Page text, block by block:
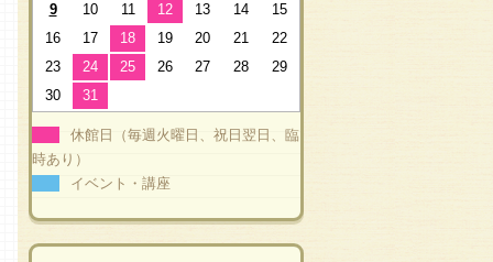
9
10 11 12 13 14
15
16
17 18 19 20 21
22
23
24 25 26 27 28
29
30
31
休館日（毎週火曜日、祝日翌日、臨
時あり）
イベント・講座